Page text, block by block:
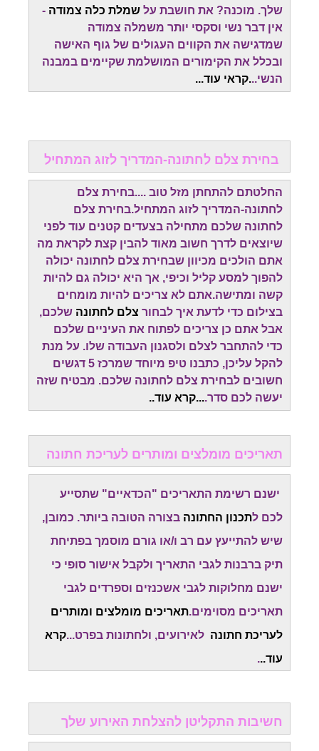
שלך. מוכנה? את חושבת על שמלת כלה צמודה -
אין דבר נשי וסקסי יותר משמלה צמודה
שמדגישה את הקווים העגולים של גוף האישה
ובכלל את הקימורים המושלמת שקיימים במבנה
הנשי...קראי עוד...
בחירת צלם לחתונה-המדריך לזוג המתחיל
החלטתם להתחתן מזל טוב ....בחירת צלם
לחתונה-המדריך לזוג המתחיל.בחירת צלם
לחתונה שלכם מתחילה בצעדים קטנים עוד לפני
שיוצאים לדרך חשוב מאוד להבין קצת לקראת מה
אתם הולכים מכיוון שבחירת צלם לחתונה יכולה
להפוך למסע קליל וכיפי, אך היא יכולה גם להיות
קשה ומתישה.אתם לא צריכים להיות מומחים
בצילום כדי לדעת איך לבחור צלם לחתונה שלכם,
אבל אתם כן צריכים לפתוח את העיניים שלכם
כדי להתחבר לצלם ולסגנון העבודה שלו. על מנת
להקל עליכן, כתבנו טיפ מיוחד שמרכז 5 דגשים
חשובים לבחירת צלם לחתונה שלכם. מבטיח שזה
יעשה לכם סדר....קרא עוד..
תאריכים מומלצים ומותרים לעריכת חתונה
ישנם רשימת התאריכים "הכדאיים" שתסייע
לכם לתכנון החתונה בצורה הטובה ביותר. כמובן,
שיש להתייעץ עם רב ו/או גורם מוסמך בפתיחת
תיק ברבנות לגבי התאריך ולקבל אישור סופי כי
ישנם מחלוקות לגבי אשכנזים וספרדים לגבי
תאריכים מסוימים.תאריכים מומלצים ומותרים
לעריכת חתונה לאירועים, ולחתונות בפרט...קרא
עוד...
חשיבות התקליטן להצלחת האירוע שלך